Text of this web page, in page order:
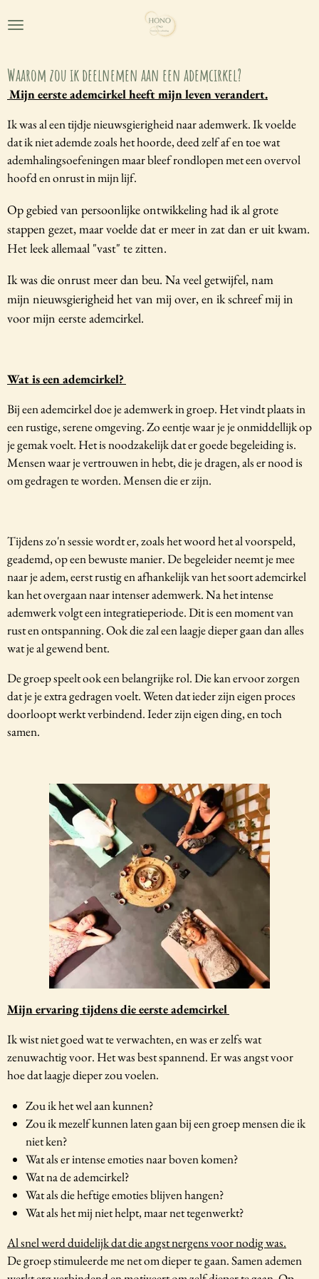
direct
de
hoofdinhoud
Waarom zou ik deelnemen aan een ademcirkel?
Mijn eerste ademcirkel heeft mijn leven verandert.
Ik was al een tijdje nieuwsgierigheid naar ademwerk. Ik voelde
dat ik niet ademde zoals het hoorde, deed zelf af en toe wat
ademhalingsoefeningen maar bleef rondlopen met een overvol
hoofd en onrust in mijn lijf.
Op gebied van persoonlijke ontwikkeling had ik al grote
stappen gezet, maar voelde dat er meer in zat dan er uit kwam.
Het leek allemaal "vast" te zitten.
Ik was die onrust meer dan beu. Na veel getwijfel, nam
mijn nieuwsgierigheid het van mij over, en ik schreef mij in
voor mijn eerste ademcirkel.
Wat is een ademcirkel?
Bij een ademcirkel doe je ademwerk in groep. Het vindt plaats in
een rustige, serene omgeving. Zo eentje waar je je onmiddellijk op
je gemak voelt. Het is noodzakelijk dat er goede begeleiding is.
Mensen waar je vertrouwen in hebt, die je dragen, als er nood is
om gedragen te worden. Mensen die er zijn.
Tijdens zo'n sessie wordt er, zoals het woord het al voorspeld,
geademd, op een bewuste manier. De begeleider neemt je mee
naar je adem, eerst rustig en afhankelijk van het soort ademcirkel
kan het overgaan naar intenser ademwerk. Na het intense
ademwerk volgt een integratieperiode. Dit is een moment van
rust en ontspanning. Ook die zal een laagje dieper gaan dan alles
wat je al gewend bent.
De groep speelt ook een belangrijke rol. Die kan ervoor zorgen
dat je je extra gedragen voelt. Weten dat ieder zijn eigen proces
doorloopt werkt verbindend. Ieder zijn eigen ding, en toch
samen.
Mijn ervaring tijdens die eerste ademcirkel
Ik wist niet goed wat te verwachten, en was er zelfs wat
zenuwachtig voor. Het wasbest spannend. Er was angst voor
hoe dat laagje dieper zou voelen.
Zou ik het wel aan kunnen?
Zou ik mezelf kunnen laten gaan bij een groep mensen die ik
niet ken?
Wat als er intense emoties naar boven komen?
Wat na de ademcirkel?
Wat als die heftige emoties blijven hangen?
Wat als het mij niet helpt, maar net tegenwerkt?
Al snel werd duidelijk dat die angst nergens voor nodig was.
De groep stimuleerde me net om dieper te gaan. Samen ademen